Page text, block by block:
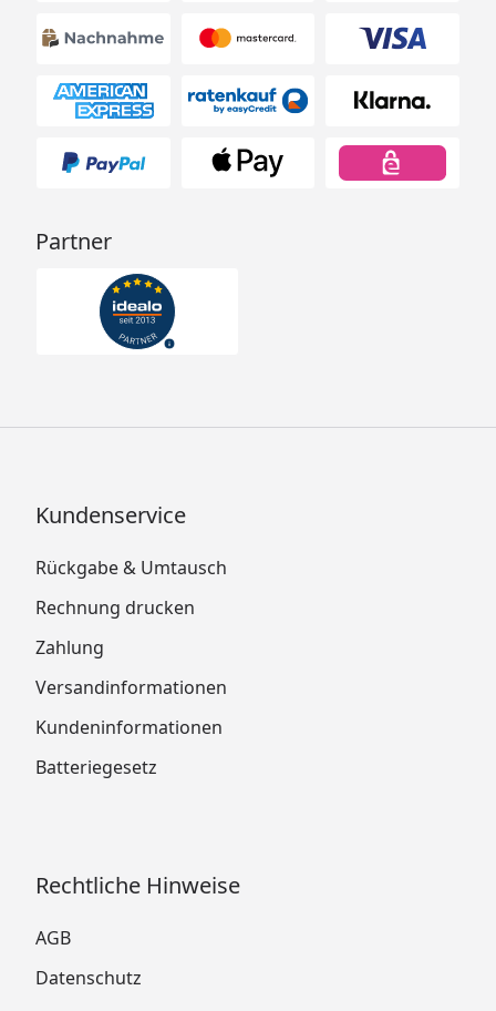
Partner
Kundenservice
Rückgabe & Umtausch
Rechnung drucken
Zahlung
Versandinformationen
Kundeninformationen
Batteriegesetz
Rechtliche Hinweise
AGB
Datenschutz